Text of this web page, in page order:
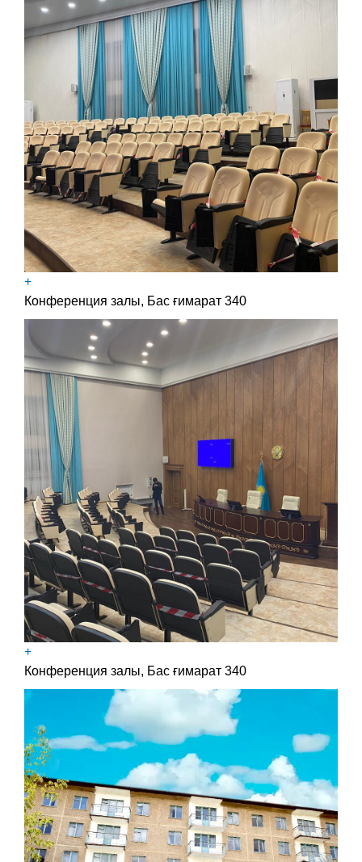
+
Конференция залы, Бас ғимарат 340
+
Конференция залы, Бас ғимарат 340